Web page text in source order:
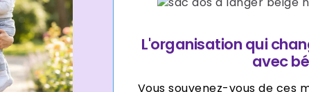
L'organisation qui
avec
Vous souvenez-vous de ces